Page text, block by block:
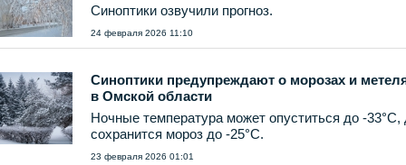
Синоптики озвучили прогноз.
24 февраля 2026 11:10
Синоптики предупреждают о морозах и
в Омской области
Ночные температура может опуститься до -33°С,
сохранится мороз до -25°С.
23 февраля 2026 01:01